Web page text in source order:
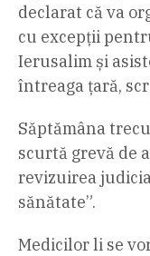
declarat că va
cu excepții
Ierusalim și
întreaga țară,
Săptămâna
scurtă grevă de
revizuirea
sănătate”.
Medicilor li se